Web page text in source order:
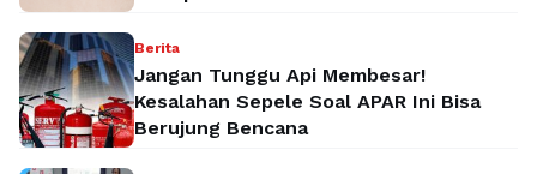
Berita
Jangan Tunggu Api Membesar!
Kesalahan Sepele Soal APAR Ini Bisa
Berujung Bencana